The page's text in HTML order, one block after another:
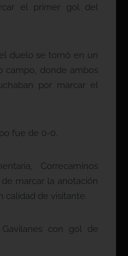
el primer gol del
duelo se tornó en un
campo, donde ambos
por marcar el
fue de 0-0.
Correcaminos
marcar la anotación
calidad de visitante.
con gol de